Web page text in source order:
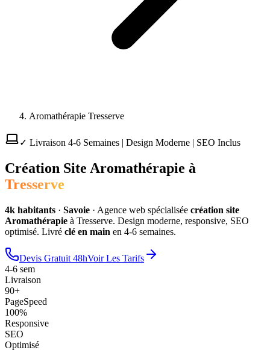
Aromathérapie Tresserve
✓ Livraison 4-6 Semaines | Design Moderne | SEO Inclus
Création Site Aromathérapie à
Tresserve
4k habitants · Savoie · Agence web spécialisée création site
Aromathérapie à Tresserve. Design moderne, responsive, SEO
optimisé. Livré clé en main en 4-6 semaines.
Devis Gratuit 48hVoir Les Tarifs
4-6 sem
Livraison
90+
PageSpeed
100%
Responsive
SEO
Optimisé